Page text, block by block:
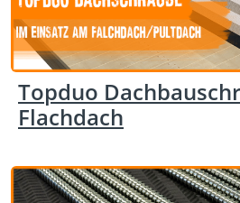
Topduo
Flachdach